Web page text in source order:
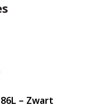
– Zwart